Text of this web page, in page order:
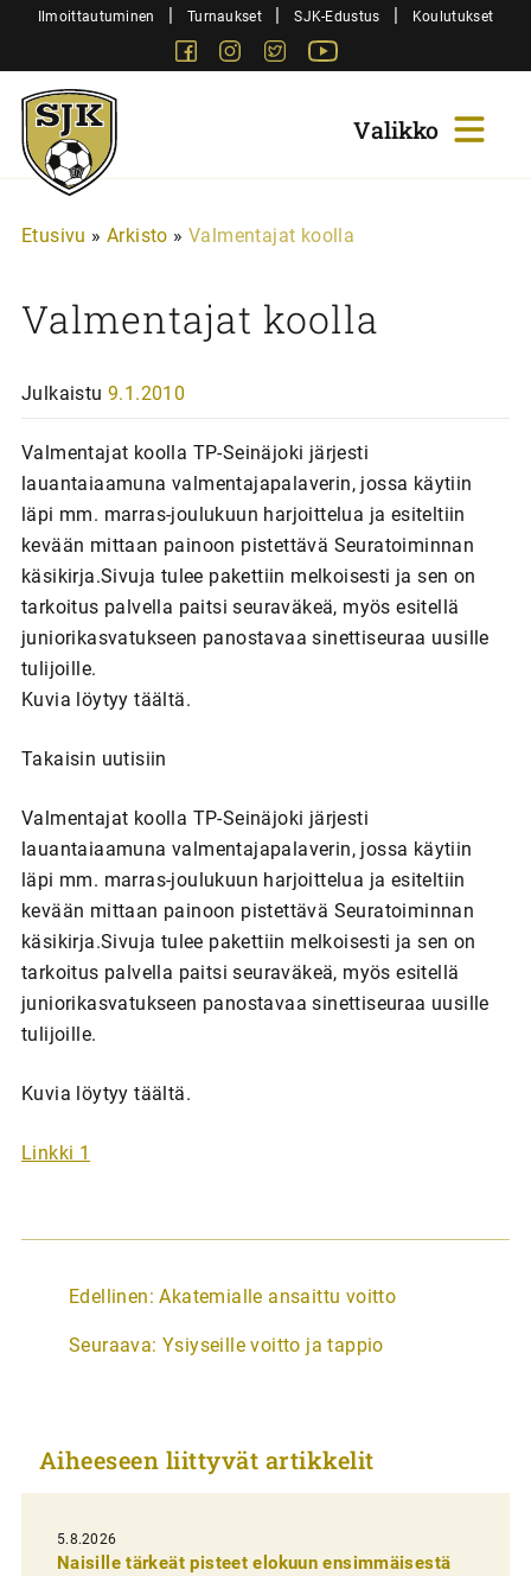
SiirryIlmoittautuminen | Turnaukset | SJK-Edustus | Koulutukset
FacebookInstagram
Twitter
Sjk-
Juniorit
Etusivu » Arkisto » Valmentajat koolla
Valmentajat koolla
Julkaistu 9.1.2010
Valmentajat koolla TP-Seinäjoki järjesti
lauantaiaamuna valmentajapalaverin, jossa käytiin
läpi mm. marras-joulukuun harjoittelua ja esiteltiin
kevään mittaan painoon pistettävä Seuratoiminnan
käsikirja.Sivuja tulee pakettiin melkoisesti ja sen on
tarkoitus palvella paitsi seuraväkeä, myös esitellä
juniorikasvatukseen panostavaa sinettiseuraa uusille
tulijoille.
Kuvia löytyy täältä.
Takaisin uutisiin
Valmentajat koolla TP-Seinäjoki järjesti
lauantaiaamuna valmentajapalaverin, jossa käytiin
läpi mm. marras-joulukuun harjoittelua ja esiteltiin
kevään mittaan painoon pistettävä Seuratoiminnan
käsikirja.Sivuja tulee pakettiin melkoisesti ja sen on
tarkoitus palvella paitsi seuraväkeä, myös esitellä
juniorikasvatukseen panostavaa sinettiseuraa uusille
tulijoille.
Kuvia löytyy täältä.
Linkki 1
A
t
k
e
l
Edellinen: Akatemialle ansaittu voitto
Seuraava: Ysiyseille voitto ja tappio
Aiheeseen liittyvät artikkelit
5.8.2026
Naisille tärkeät pisteet elokuun ensimmäisestä